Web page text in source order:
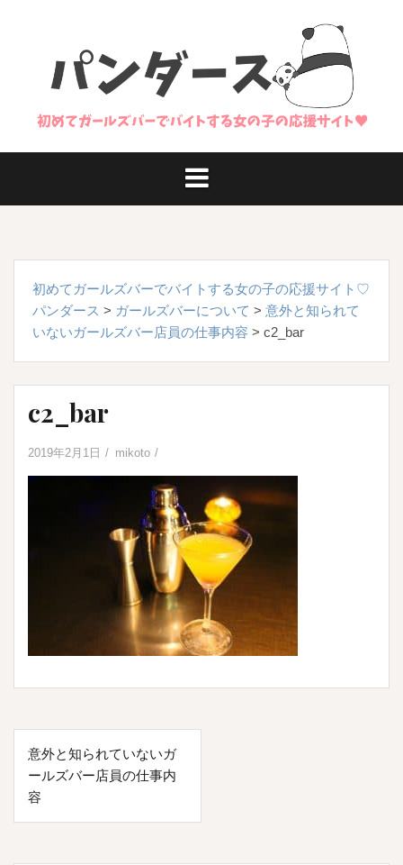
プ
初めてガールズバーでバイトする女の子の応援サイト♡
パンダース > ガールズバーについて > 意外と知られて
いないガールズバー店員の仕事内容 > c2_bar
c2_bar
2019年2月1日 mikoto
投
稿
ナ
ビ
意外と知られていないガ
ールズバー店員の仕事内
容